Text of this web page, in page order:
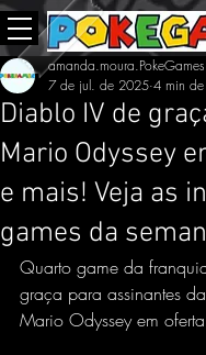
Diablo IV de
Mario Odyssey
e mais! Veja as
games da
amanda.moura.PokeGames
7 de jul. de 2025 4 min de
Quarto game da
graça para assinantes
Mario Odyssey em